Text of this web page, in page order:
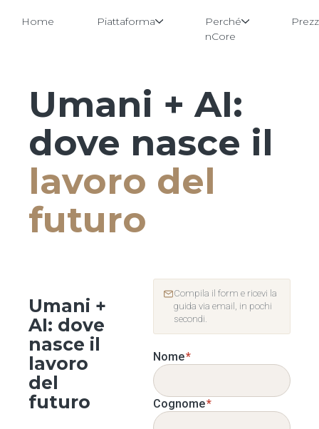
contenuto
Home Piattaforma
Perché
nCore
Umani + AI:
dove nasce il
lavoro del
futuro
Umani +
AI: dove
nasce il
lavoro
del
futuro
Compila il form e ricevi la
guida via email, in pochi
secondi.
Nome*
Cognome*